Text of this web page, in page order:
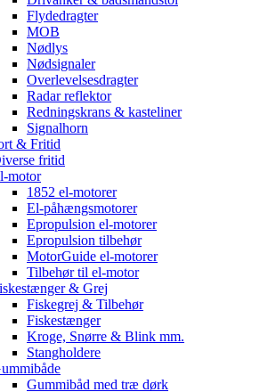
Flydedragter
MOB
Nødlys
Nødsignaler
Overlevelsesdragter
Radar reflektor
Redningskrans & kasteliner
Signalhorn
& Fritid
fritid
motor
1852 el-motorer
El-påhængsmotorer
Epropulsion el-motorer
Epropulsion tilbehør
MotorGuide el-motorer
Tilbehør til el-motor
& Grej
Fiskegrej & Tilbehør
Fiskestænger
Kroge, Snørre & Blink mm.
Stangholdere
Gummibåd med træ dørk